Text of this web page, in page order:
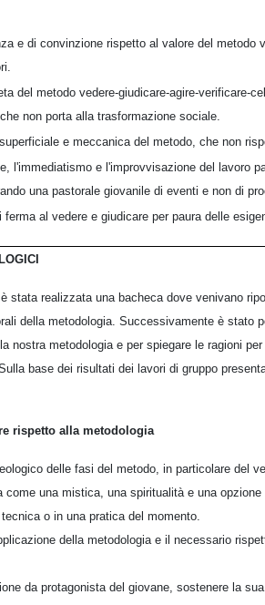
e di convinzione rispetto al valore del metodo
del metodo vedere-giudicare-agire-verificare-
non porta alla trasformazione sociale.
e meccanica del metodo, che non
l'immediatismo e l'improvvisazione del lavoro
una pastorale giovanile di eventi e non di
al vedere e giudicare per paura delle
stata realizzata una bacheca dove venivano
della metodologia. Successivamente è stato
nostra metodologia e per spiegare le ragioni
base dei risultati dei lavori di gruppo
rispetto alla metodologia
delle fasi del metodo, in particolare del
come una mistica, una spiritualità e una
o in una pratica del momento.
della metodologia e il necessario
da protagonista del giovane, sostenere la